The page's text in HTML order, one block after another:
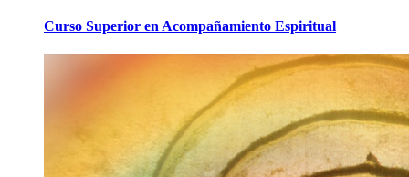
Curso Superior en Acompañamiento Espiritual